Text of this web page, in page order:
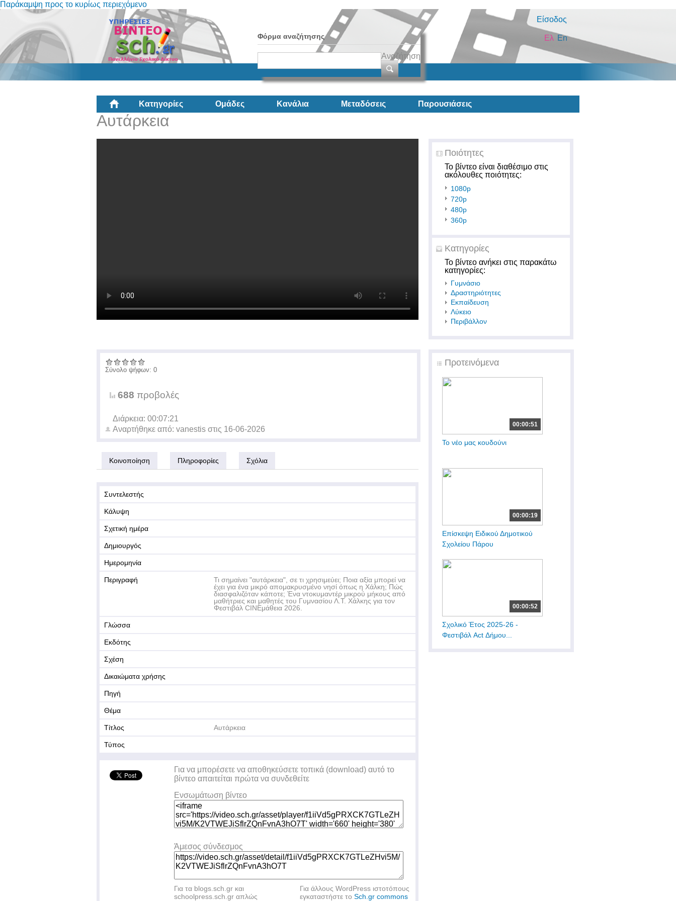
Παράκαμψη προς το κυρίως περιεχόμενο
Είσοδος
Φόρμα αναζήτησης
Αναζήτηση
En
Ελ
Κατηγορίες Ομάδες Κανάλια Μεταδόσεις Παρουσιάσεις
Αυτάρκεια
Ποιότητες
Το βίντεο είναι διαθέσιμο στις
ακόλουθες ποιότητες:
1080p
720p
480p
360p
Κατηγορίες
Το βίντεο ανήκει στις παρακάτω
κατηγορίες:
Γυμνάσιο
Δραστηριότητες
Εκπαίδευση
Λύκειο
Περιβάλλον
Προτεινόμενα
00:00:51
Το νέο μας κουδούνι
00:00:19
Επίσκεψη Ειδικού Δημοτικού
Σχολείου Πάρου
00:00:52
Σχολικό Έτος 2025-26 -
Φεστιβάλ Act Δήμου...
Σύνολο ψήφων: 0
688 προβολές
Διάρκεια: 00:07:21
Αναρτήθηκε από: vanestis στις 16-06-2026
Κοινοποίηση Πληροφορίες Σχόλια
Συντελεστής
Κάλυψη
Σχετική ημέρα
Δημιουργός
Ημερομηνία
Περιγραφή
Τι σημαίνει "αυτάρκεια", σε τι χρησιμεύει; Ποια αξία μπορεί να
έχει για ένα μικρό απομακρυσμένο νησί όπως η Χάλκη; Πώς
διασφαλιζόταν κάποτε; Ένα ντοκυμαντέρ μικρού μήκους από
μαθήτριες και μαθητές του Γυμνασίου Λ.Τ. Χάλκης για τον
Φεστιβάλ CINEμάθεια 2026.
Γλώσσα
Εκδότης
Σχέση
Δικαιώματα χρήσης
Πηγή
Θέμα
Τίτλος Αυτάρκεια
Τύπος
Για να μπορέσετε να αποθηκεύσετε τοπικά (download) αυτό το
βίντεο απαιτείται πρώτα να συνδεθείτε
Ενσωμάτωση βίντεο
Άμεσος σύνδεσμος
Για τα blogs.sch.gr και
schoolpress.sch.gr απλώς
Για άλλους WordPress ιστοτόπους
εγκαταστήστε το Sch.gr commons